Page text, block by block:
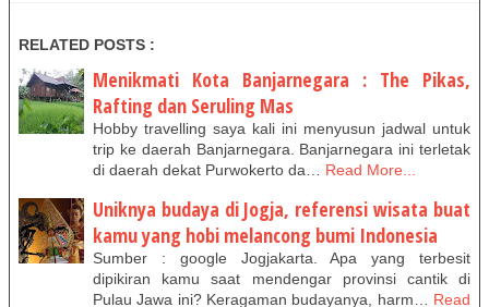
RELATED POSTS :
Menikmati Kota Banjarnegara : The Pikas,
Rafting dan Seruling Mas
Hobby travelling saya kali ini menyusun jadwal untuk
trip ke daerah Banjarnegara. Banjarnegara ini terletak
di daerah dekat Purwokerto da…
Read More...
Uniknya budaya di Jogja, referensi wisata buat
kamu yang hobi melancong bumi Indonesia
Sumber : google Jogjakarta. Apa yang terbesit
dipikiran kamu saat mendengar provinsi cantik di
Pulau Jawa ini? Keragaman budayanya, harm…
Read